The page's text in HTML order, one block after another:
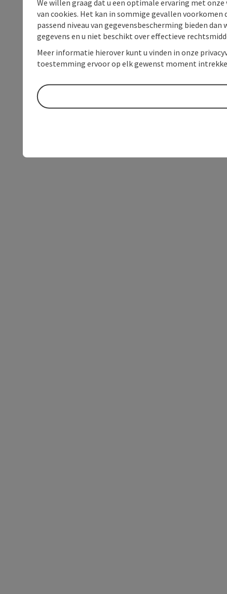
We willen graag dat u een optimale ervaring met
van cookies. Het kan in sommige gevallen voorkomen
passend niveau van gegevensbescherming bieden
gegevens en u niet beschikt over effectieve
Meer informatie hierover kunt u vinden in onze
toestemming ervoor op elk gewenst moment